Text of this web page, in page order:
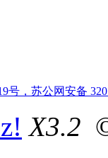
号，苏公网安备
X3.2